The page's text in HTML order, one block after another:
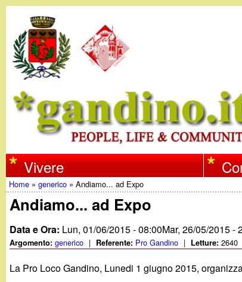
w
w
w
.
Vivere
Tu
sei
qui
Home »generico »Andiamo... ad Expo
Andiamo... ad Expo
Data e Ora: Lun, 01/06/2015 - 08:00Mar, 26/05/2015 -
Argomento:generico | Referente: Pro Gandino | Letture:2640
La Pro Loco Gandino, Lunedi 1 giugno 2015,